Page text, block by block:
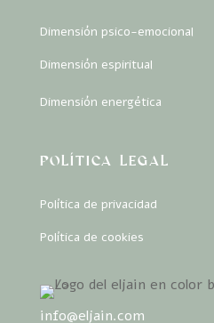
Dimensión psico-emocional
Dimensión espiritual
Dimensión energética
POLÍTICA LEGAL
Política de privacidad
Política de cookies
info@eljain.com